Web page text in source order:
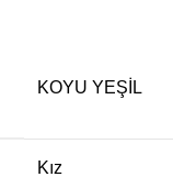
KOYU YEŞİL
Kız